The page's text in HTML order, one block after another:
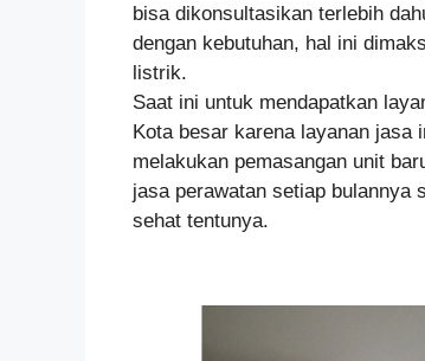
bisa dikonsultasikan terlebih
dengan kebutuhan, hal ini
listrik.
Saat ini untuk mendapatkan
Kota besar karena layanan jasa
melakukan pemasangan unit
jasa perawatan setiap bulannya
sehat tentunya.